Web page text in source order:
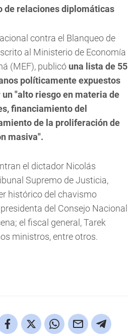
de relaciones diplomáticas
contra el Blanqueo de
al Ministerio de Economía
(MEF), publicó una lista de 55
políticamente expuestos
"alto riesgo en materia de
financiamiento del
de la proliferación de
masiva".
el dictador Nicolás
Supremo de Justicia,
histórico del chavismo
del Consejo Nacional
el fiscal general, Tarek
ministros, entre otros.